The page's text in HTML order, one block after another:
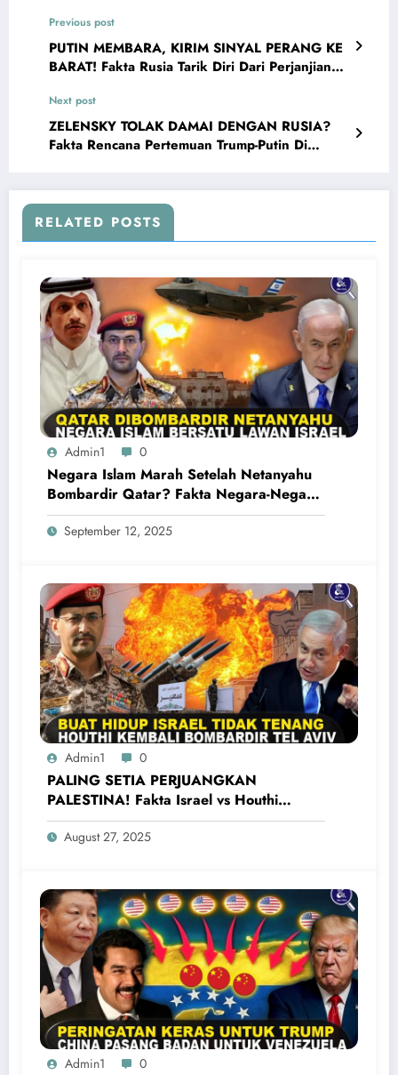
Previous post
PUTIN MEMBARA, KIRIM SINYAL PERANG KE
BARAT! Fakta Rusia Tarik Diri Dari Perjanjian
Next post
ZELENSKY TOLAK DAMAI DENGAN RUSIA?
Fakta Rencana Pertemuan Trump-Putin Di
RELATED POSTS
Admin1 0
Negara Islam Marah Setelah Netanyahu
Bombardir Qatar? Fakta Negara-Negara
Islam Bersatu Kecam Israel
September 12, 2025
Admin1 0
PALING SETIA PERJUANGKAN
PALESTINA! Fakta Israel vs Houthi
Yaman Kembali Saling Balas Serangan
August 27, 2025
Admin1 0